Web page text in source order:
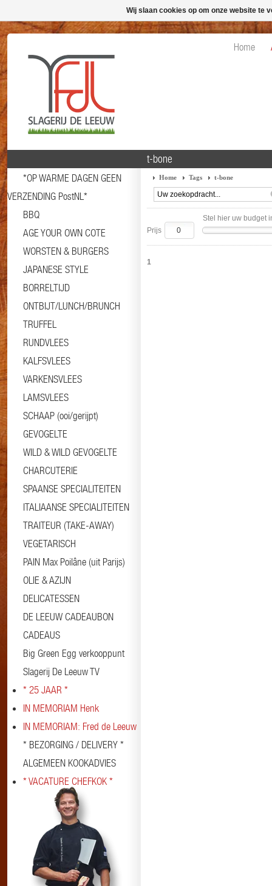
Home
*OP WARME DAGEN GEEN
VERZENDING PostNL*
BBQ
AGE YOUR OWN COTE
WORSTEN & BURGERS
JAPANESE STYLE
BORRELTIJD
ONTBIJT/LUNCH/BRUNCH
TRUFFEL
RUNDVLEES
KALFSVLEES
VARKENSVLEES
LAMSVLEES
SCHAAP (ooi/gerijpt)
GEVOGELTE
WILD & WILD GEVOGELTE
CHARCUTERIE
SPAANSE SPECIALITEITEN
ITALIAANSE SPECIALITEITEN
TRAITEUR (TAKE-AWAY)
VEGETARISCH
PAIN Max Poilâne (uit Parijs)
OLIE & AZIJN
DELICATESSEN
DE LEEUW CADEAUBON
CADEAUS
Big Green Egg verkooppunt
Slagerij De Leeuw TV
* 25 JAAR *
IN MEMORIAM Henk
IN MEMORIAM: Fred de Leeuw
* BEZORGING / DELIVERY *
ALGEMEEN KOOKADVIES
* VACATURE CHEFKOK *
t-bone
Home Tags t-bone
Stel hier uw budget
Prijs
1
Wij slaan cookies op om onze website te